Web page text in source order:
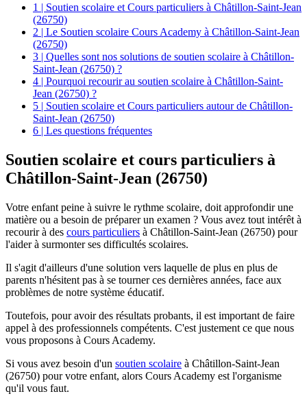
1 | Soutien scolaire et Cours particuliers à Châtillon-Saint-Jean
(26750)
2 | Le Soutien scolaire Cours Academy à Châtillon-Saint-Jean
(26750)
3 | Quelles sont nos solutions de soutien scolaire à Châtillon-
Saint-Jean (26750) ?
4 | Pourquoi recourir au soutien scolaire à Châtillon-Saint-
Jean (26750) ?
5 | Soutien scolaire et Cours particuliers autour de Châtillon-
Saint-Jean (26750)
6 | Les questions fréquentes
Soutien scolaire et cours particuliers à
Châtillon-Saint-Jean (26750)
Votre enfant peine à suivre le rythme scolaire, doit approfondir une
matière ou a besoin de préparer un examen ? Vous avez tout intérêt à
recourir à des cours particuliers à Châtillon-Saint-Jean (26750) pour
l'aider à surmonter ses difficultés scolaires.
Il s'agit d'ailleurs d'une solution vers laquelle de plus en plus de
parents n'hésitent pas à se tourner ces dernières années, face aux
problèmes de notre système éducatif.
Toutefois, pour avoir des résultats probants, il est important de faire
appel à des professionnels compétents. C'est justement ce que nous
vous proposons à Cours Academy.
Si vous avez besoin d'un soutien scolaire à Châtillon-Saint-Jean
(26750) pour votre enfant, alors Cours Academy est l'organisme
qu'il vous faut.